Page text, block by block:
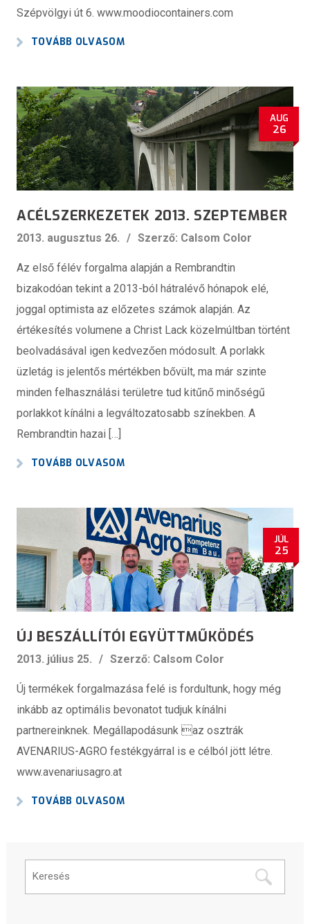
Szépvölgyi út 6. www.moodiocontainers.com
TOVÁBB OLVASOM
AUG
26
ACÉLSZERKEZETEK 2013. SZEPTEMBER
2013. augusztus 26. Szerző: Calsom Color
Az első félév forgalma alapján a Rembrandtin
bizakodóan tekint a 2013-ból hátralévő hónapok elé,
joggal optimista az előzetes számok alapján. Az
értékesítés volumene a Christ Lack közelmúltban történt
beolvadásával igen kedvezően módosult. A porlakk
üzletág is jelentős mértékben bővült, ma már szinte
minden felhasználási területre tud kitűnő minőségű
porlakkot kínálni a legváltozatosabb színekben. A
Rembrandtin hazai […]
TOVÁBB OLVASOM
JÚL
25
ÚJ BESZÁLLÍTÓI EGYÜTTMŰKÖDÉS
2013. július 25. Szerző: Calsom Color
Új termékek forgalmazása felé is fordultunk, hogy még
inkább az optimális bevonatot tudjuk kínálni
partnereinknek. Megállapodásunk az osztrák
AVENARIUS-AGRO festékgyárral is e célból jött létre.
www.avenariusagro.at
TOVÁBB OLVASOM